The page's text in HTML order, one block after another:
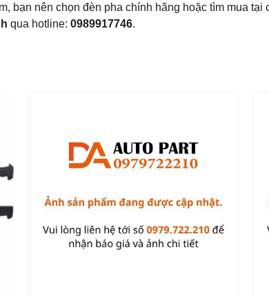
bạn nên chọn đèn pha chính hãng hoặc tìm mua
qua hotline: 0989917746.